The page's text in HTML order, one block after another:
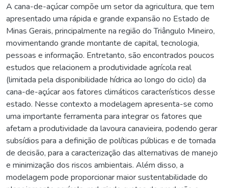
A cana-de-açúcar compõe um setor da agricultura, que tem
apresentado uma rápida e grande expansão no Estado de
Minas Gerais, principalmente na região do Triângulo Mineiro,
movimentando grande montante de capital, tecnologia,
pessoas e informação. Entretanto, são encontrados poucos
estudos que relacionem a produtividade agrícola real
(limitada pela disponibilidade hídrica ao longo do ciclo) da
cana-de-açúcar aos fatores climáticos característicos desse
estado. Nesse contexto a modelagem apresenta-se como
uma importante ferramenta para integrar os fatores que
afetam a produtividade da lavoura canavieira, podendo gerar
subsídios para a definição de políticas públicas e de tomada
de decisão, para a caracterização das alternativas de manejo
e minimização dos riscos ambientais. Além disso, a
modelagem pode proporcionar maior sustentabilidade do